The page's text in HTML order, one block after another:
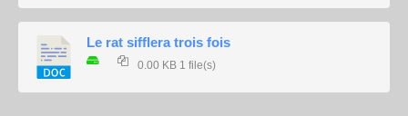
Le rat sifflera trois fois
0.00 KB 1 file(s)